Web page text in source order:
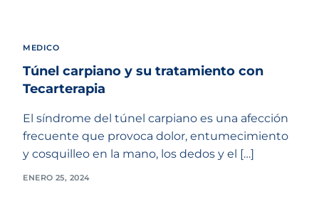
MEDICO
Túnel carpiano y su tratamiento con
Tecarterapia
El síndrome del túnel carpiano es una afección
frecuente que provoca dolor, entumecimiento
y cosquilleo en la mano, los dedos y el […]
ENERO 25, 2024